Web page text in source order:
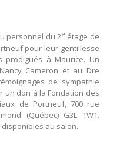
personnel du 2e étage de
pour leur gentillesse
prodigués à Maurice. Un
Cameron et au Dre
de sympathie
un don à la Fondation des
de Portneuf, 700 rue
(Québec) G3L 1W1.
au salon.